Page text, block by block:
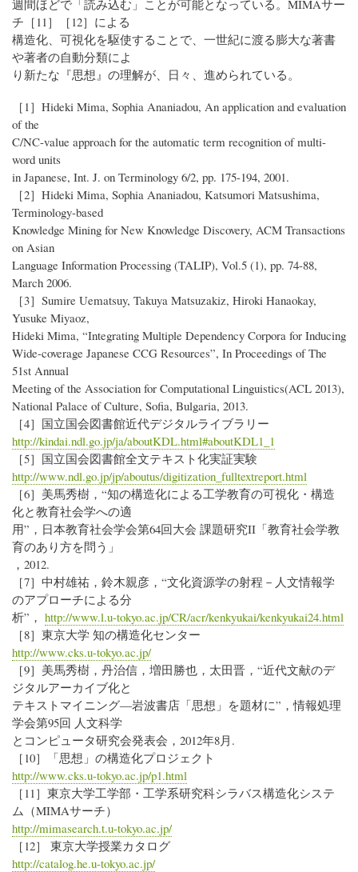
週間ほどで「読み込む」ことが可能となっている。MIMAサー
チ［11］［12］による
構造化、可視化を駆使することで、一世紀に渡る膨大な著書
や著者の自動分類によ
り新たな『思想』の理解が、日々、進められている。
［1］Hideki Mima, Sophia Ananiadou, An application and evaluation
of the
C/NC-value approach for the automatic term recognition of multi-
word units
in Japanese, Int. J. on Terminology 6/2, pp. 175-194, 2001.
［2］Hideki Mima, Sophia Ananiadou, Katsumori Matsushima,
Terminology-based
Knowledge Mining for New Knowledge Discovery, ACM Transactions
on Asian
Language Information Processing (TALIP), Vol.5 (1), pp. 74-88,
March 2006.
［3］Sumire Uematsuy, Takuya Matsuzakiz, Hiroki Hanaokay,
Yusuke Miyaoz,
Hideki Mima, “Integrating Multiple Dependency Corpora for Inducing
Wide-coverage Japanese CCG Resources”, In Proceedings of The
51st Annual
Meeting of the Association for Computational Linguistics(ACL 2013),
National Palace of Culture, Sofia, Bulgaria, 2013.
［4］国立国会図書館近代デジタルライブラリー
http://kindai.ndl.go.jp/ja/aboutKDL.html#aboutKDL1_1
［5］国立国会図書館全文テキスト化実証実験
http://www.ndl.go.jp/jp/aboutus/digitization_fulltextreport.html
［6］美馬秀樹，“知の構造化による工学教育の可視化・構造
化と教育社会学への適
用”，日本教育社会学会第64回大会 課題研究II「教育社会学教
育のあり方を問う」
，2012.
［7］中村雄祐，鈴木親彦，“文化資源学の射程－人文情報学
のアプローチによる分
析”， http://www.l.u-tokyo.ac.jp/CR/acr/kenkyukai/kenkyukai24.html
［8］東京大学 知の構造化センター
http://www.cks.u-tokyo.ac.jp/
［9］美馬秀樹，丹治信，増田勝也，太田晋，“近代文献のデ
ジタルアーカイブ化と
テキストマイニング―岩波書店「思想」を題材に”，情報処理
学会第95回 人文科学
とコンピュータ研究会発表会，2012年8月.
［10］「思想」の構造化プロジェクト
http://www.cks.u-tokyo.ac.jp/p1.html
［11］東京大学工学部・工学系研究科シラバス構造化システ
ム（MIMAサーチ）
http://mimasearch.t.u-tokyo.ac.jp/
［12］ 東京大学授業カタログ
http://catalog.he.u-tokyo.ac.jp/